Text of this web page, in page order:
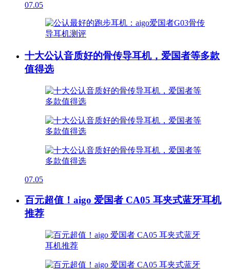
07.05
十大公认音质好的骨传导耳机，爱国者等多款
值得选
07.05
百元超值！aigo 爱国者 CA05 耳夹式蓝牙耳机
推荐